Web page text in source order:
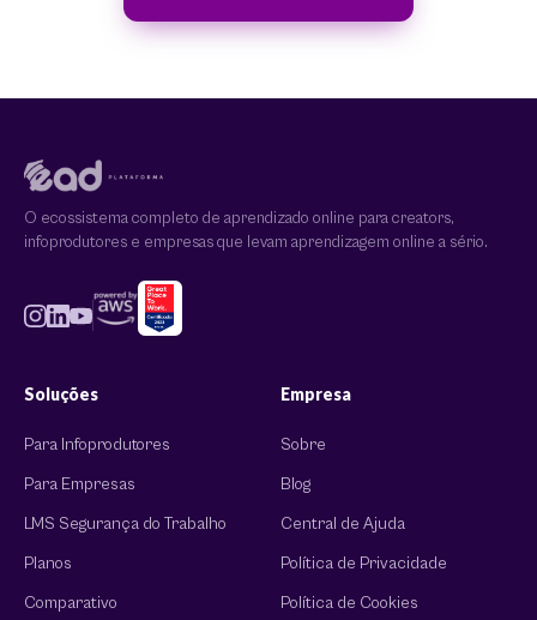
O ecossistema completo de aprendizado online para creators,
infoprodutores e empresas que levam aprendizagem online a sério.
Soluções
Para Infoprodutores
Para Empresas
LMS Segurança do Trabalho
Planos
Comparativo
Empresa
Sobre
Blog
Central de Ajuda
Política de Privacidade
Política de Cookies